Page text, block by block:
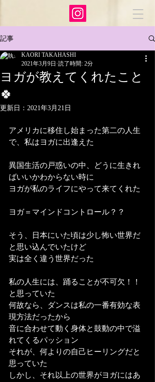
記事
ヨガが教えてくれたこと
🍀
KAORI TAKAHASHI
2021年3月9日 読了時間: 2分
更新日： 2021年3月21日
アメリカに移住し始まった第二の人生
で、私はヨガに出逢えた
異国生活の戸惑いの中、どうに生きれ
ばいいかわからない時に
ヨガが私のライフにやって来てくれた
ヨガ＝マインドコントロール？？
そう、日本にいた頃は少し怖い世界だ
と思い込んでいたけど
実は全く違う世界だった
私の人生には、踊ることが不可欠！！
と思っていた
何故なら、ダンスは私の一番有効な表
現方法だったから
音に合わせて動く身体と鼓動の中で溢
れてくるパッション
それが、何よりの自己ヒーリングだと
思っていた
しかし、それ以上の世界がヨガにはあ